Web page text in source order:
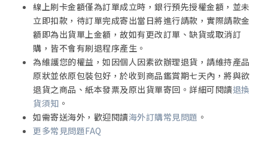
線上刷卡金額僅為訂單成立時，銀行預先授權金額，並未
立即扣款，待訂單完成寄出當日將進行請款，實際請款金
額即為出貨單上金額，故如有更改訂單、缺貨或取消訂
購，皆不會有刷退程序產生。
為維護您的權益，如因個人因素欲辦理退貨，請維持產品
原狀並依原包裝包好，於收到商品鑑賞期七天內，將與欲
退貨之商品、紙本發票及原出貨單寄回。詳細可閱讀退換
貨須知 。
如需寄送海外，歡迎閱讀海外訂購常見問題 。
更多常見問題FAQ